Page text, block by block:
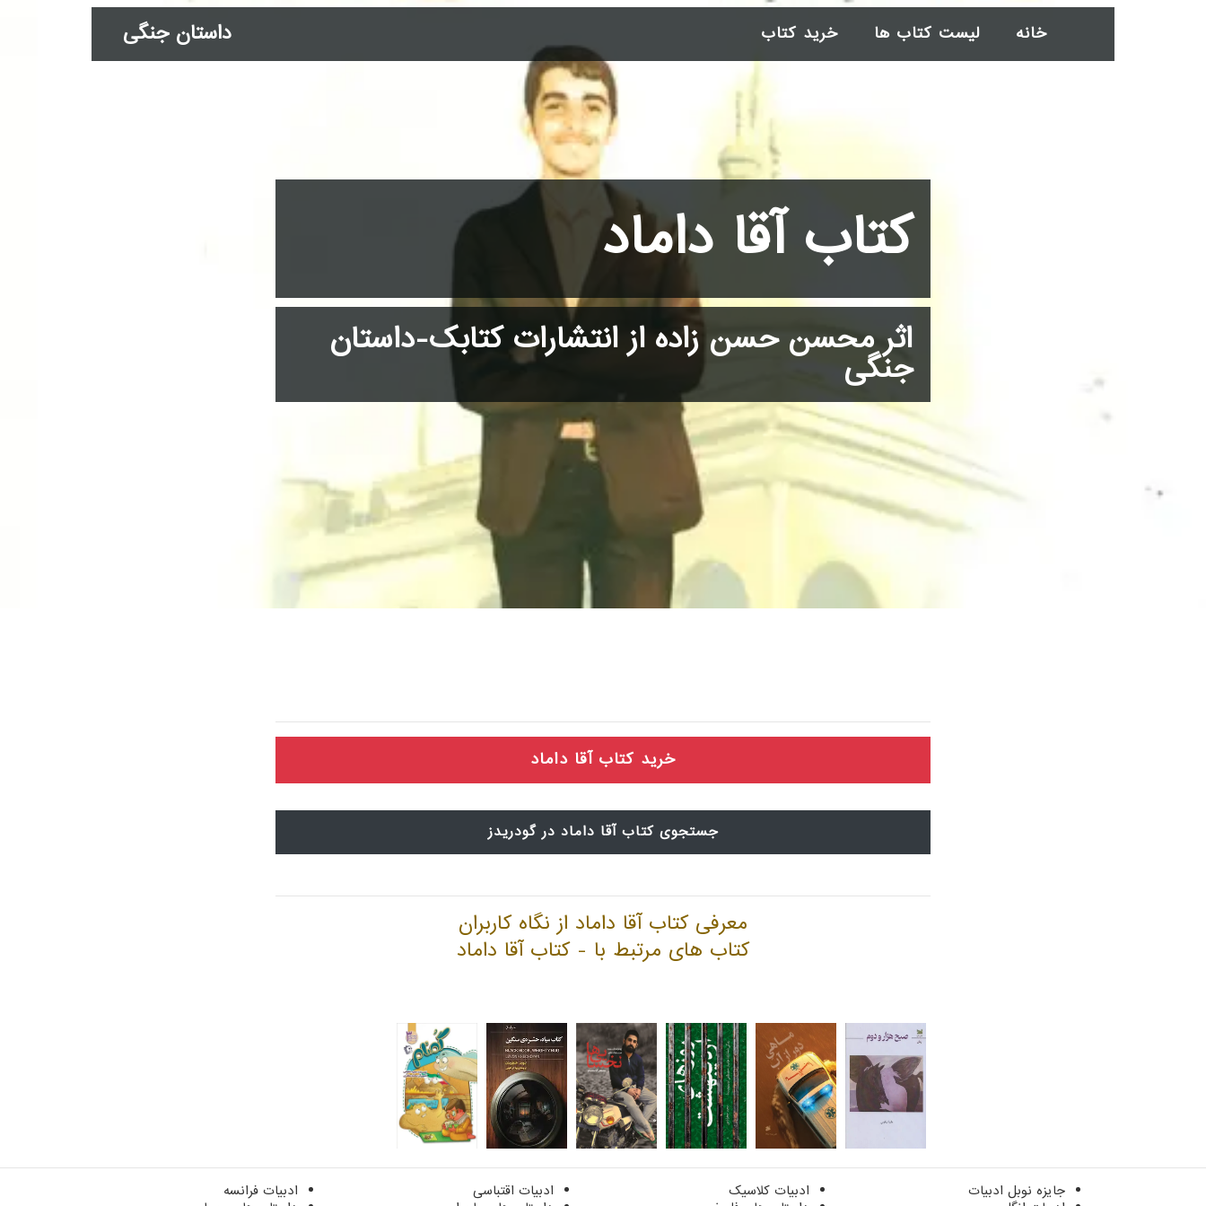
داستان جنگی خانه لیست کتاب ها خرید کتاب
کتاب آقا داماد
اثر محسن حسن زاده از انتشارات کتابک-داستان
جنگی
خرید کتاب آقا داماد
جستجوی کتاب آقا داماد در گودریدز
معرفی کتاب آقا داماد از نگاه کاربران
کتاب های مرتبط با - کتاب آقا داماد
جایزه نوبل ادبیات
ادبیات کلاسیک
ادبیات اقتباسی
ادبیات فرانسه